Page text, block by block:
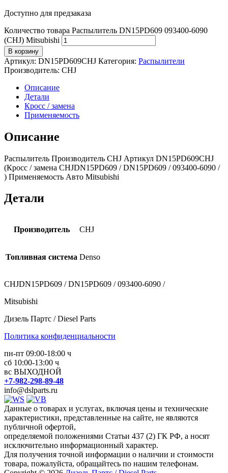
Доступно для предзаказа
Количество товара Распылитель DN15PD609 093400-6090
(CHJ) Mitsubishi
В корзину
Артикул: DN15PD609CHJ Категория: Распылители
Производитель: CHJ
Описание
Детали
Кросс / замена
Применяемость
Описание
Распылитель Производитель CHJ Артикул DN15PD609CHJ
(Кросс / замена CHJDN15PD609 / DN15PD609 / 093400-6090 /
) Применяемость Авто Mitsubishi
Детали
Производитель CHJ
Топливная система Denso
CHJDN15PD609 / DN15PD609 / 093400-6090 /
Mitsubishi
Дизель Партс / Diesel Parts
Политика конфиденциальности
пн-пт 09:00-18:00 ч
сб 10:00-13:00 ч
вс ВЫХОДНОЙ
+7-982-298-89-48
info@dslparts.ru
Данные о товарах и услугах, включая цены и технические
характеристики, представленные на сайте, не являются
публичной офертой,
определяемой положениями Статьи 437 (2) ГК РФ, а носят
исключительно информационный характер.
Для получения точной информации о наличии и стоимости
товара, пожалуйста, обращайтесь по нашим телефонам.